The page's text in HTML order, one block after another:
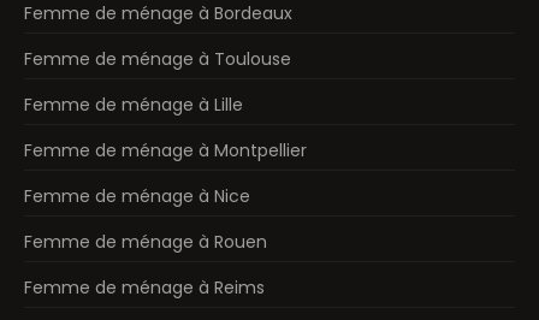
Femme de ménage à Bordeaux
Femme de ménage à Toulouse
Femme de ménage à Lille
Femme de ménage à Montpellier
Femme de ménage à Nice
Femme de ménage à Rouen
Femme de ménage à Reims